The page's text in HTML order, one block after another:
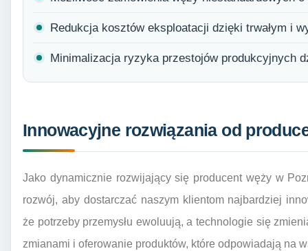
Redukcja kosztów eksploatacji dzięki trwałym i
Minimalizacja ryzyka przestojów produkcyjnych
Innowacyjne rozwiązania od
Jako dynamicznie rozwijający się producent węży w
rozwój, aby dostarczać naszym klientom najbardziej
że potrzeby przemysłu ewoluują, a technologie się
zmianami i oferowanie produktów, które odpowiadają na